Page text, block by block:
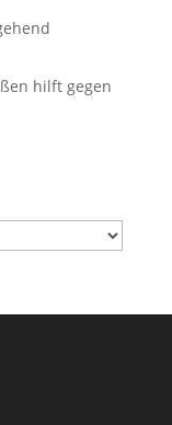
hilft gegen